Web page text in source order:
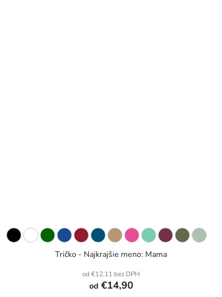
Tričko - Najkrajšie meno: Mama
od €12,11 bez DPH
od €14,90